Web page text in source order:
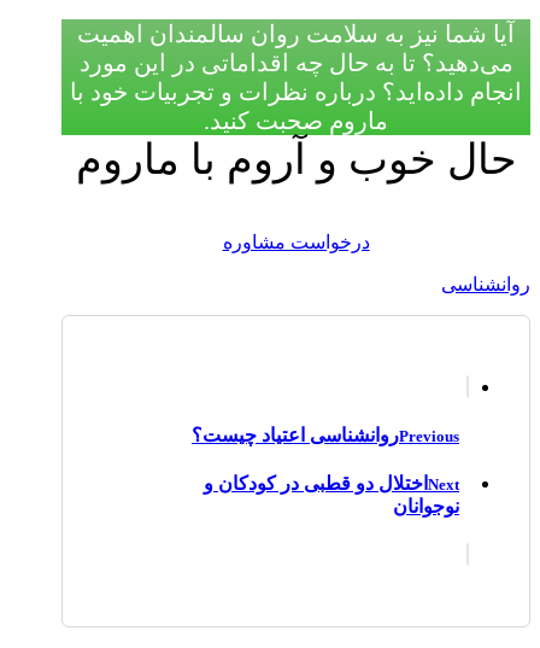
آیا شما نیز به سلامت روان سالمندان اهمیت
می‌دهید؟ تا به حال چه اقداماتی در این مورد
انجام داده‌اید؟ درباره نظرات و تجربیات خود با
ماروم صحبت کنید.
حال خوب و آروم با ماروم
درخواست مشاوره
روانشناسی
Previousروانشناسی اعتیاد چیست؟
Next اختلال دو قطبی در کودکان و
نوجوانان